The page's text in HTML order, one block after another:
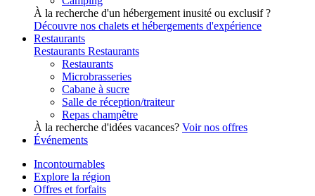
À la recherche d'un hébergement inusité ou exclusif ?
Découvre nos chalets et hébergements d'expérience
Restaurants
Restaurants Restaurants
Restaurants
Microbrasseries
Cabane à sucre
Salle de réception/traiteur
Repas champêtre
À la recherche d'idées vacances? Voir nos offres
Événements
Incontournables
Explore la région
Offres et forfaits